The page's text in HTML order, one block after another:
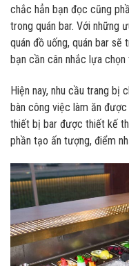
chắc hẳn bạn đọc cũng
trong quán bar. Với những
quán đồ uống, quán bar sẽ
bạn cần cân nhắc lựa
Hiện nay, nhu cầu trang bị
bàn công việc làm ăn
thiết bị bar được thiết kế
phần tạo ấn tượng, điểm